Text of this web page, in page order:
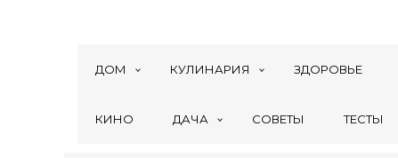
ДОМ КУЛИНАРИЯ ЗДОРОВЬЕ
КИНО ДАЧА СОВЕТЫ ТЕСТЫ